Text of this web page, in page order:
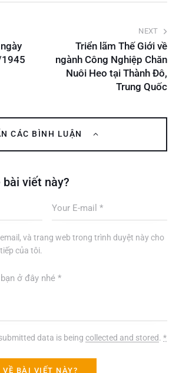
NEXT
Triển lãm Thế Giới về
ngành Công Nghiệp Chăn
Nuôi Heo tại Thành Đô,
Trung Quốc
CÁC BÌNH LUẬN
bài viết này?
và trang web trong trình duyệt này cho
của tôi.
data is beingcollected and stored.*